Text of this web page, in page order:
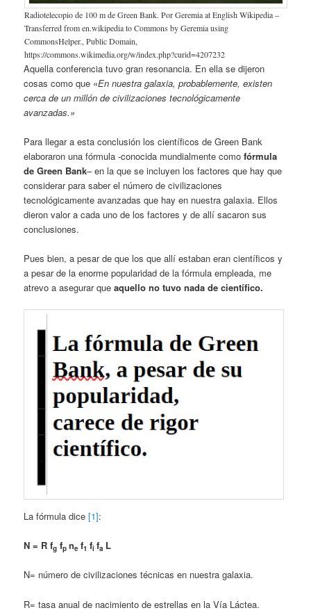
Radiotelecopio de 100 m de Green Bank. Por Geremia at English Wikipedia –
Transferred from en.wikipedia to Commons by Geremia using
CommonsHelper., Public Domain,
https://commons.wikimedia.org/w/index.php?curid=4207232
Aquella conferencia tuvo gran resonancia. En ella se dijeron
cosas como que «En nuestra galaxia, probablemente, existen
cerca de un millón de civilizaciones tecnológicamente
avanzadas.»
Para llegar a esta conclusión los científi­cos de Green Bank
elaboraron una fórmula -conocida mundialmente comofórmula
de Green Bank– en la que se incluyen los facto­res que hay que
considerar para saber el nú­mero de civilizaciones
tecnológicamente avanzadas que hay en nuestra galaxia. Ellos
dieron valor a cada uno de los factores y de allí sacaron sus
conclusiones.
Pues bien, a pesar de que los que allí esta­ban eran científicos y
a pesar de la enorme popularidad de la fórmula empleada, me
atre­vo a asegurar queaquello no tuvo nada de científico.
La fórmula dice[1]:
N = R fg fpne f1 fi fa L
N= número de civilizaciones técnicas en nuestra galaxia.
R= tasa anual de nacimiento de estrellas en la Vía Láctea.